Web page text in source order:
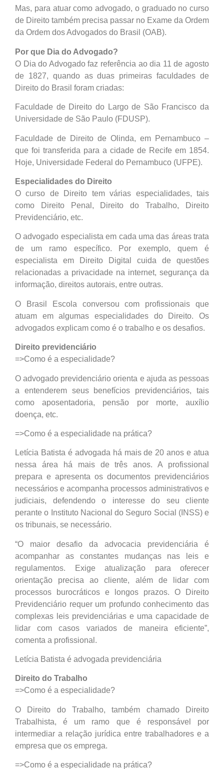
Mas, para atuar como advogado, o graduado no curso
de Direito também precisa passar no Exame da Ordem
da Ordem dos Advogados do Brasil (OAB).
Por que Dia do Advogado?
O Dia do Advogado faz referência ao dia 11 de agosto
de 1827, quando as duas primeiras faculdades de
Direito do Brasil foram criadas:
Faculdade de Direito do Largo de São Francisco da
Universidade de São Paulo (FDUSP).
Faculdade de Direito de Olinda, em Pernambuco –
que foi transferida para a cidade de Recife em 1854.
Hoje, Universidade Federal do Pernambuco (UFPE).
Especialidades do Direito
O curso de Direito tem várias especialidades, tais
como Direito Penal, Direito do Trabalho, Direito
Previdenciário, etc.
O advogado especialista em cada uma das áreas trata
de um ramo específico. Por exemplo, quem é
especialista em Direito Digital cuida de questões
relacionadas a privacidade na internet, segurança da
informação, direitos autorais, entre outras.
O Brasil Escola conversou com profissionais que
atuam em algumas especialidades do Direito. Os
advogados explicam como é o trabalho e os desafios.
Direito previdenciário
=>Como é a especialidade?
O advogado previdenciário orienta e ajuda as pessoas
a entenderem seus benefícios previdenciários, tais
como aposentadoria, pensão por morte, auxílio
doença, etc.
=>Como é a especialidade na prática?
Letícia Batista é advogada há mais de 20 anos e atua
nessa área há mais de três anos. A profissional
prepara e apresenta os documentos previdenciários
necessários e acompanha processos administrativos e
judiciais, defendendo o interesse do seu cliente
perante o Instituto Nacional do Seguro Social (INSS) e
os tribunais, se necessário.
“O maior desafio da advocacia previdenciária é
acompanhar as constantes mudanças nas leis e
regulamentos. Exige atualização para oferecer
orientação precisa ao cliente, além de lidar com
processos burocráticos e longos prazos. O Direito
Previdenciário requer um profundo conhecimento das
complexas leis previdenciárias e uma capacidade de
lidar com casos variados de maneira eficiente”,
comenta a profissional.
Letícia Batista é advogada previdenciária
Direito do Trabalho
=>Como é a especialidade?
O Direito do Trabalho, também chamado Direito
Trabalhista, é um ramo que é responsável por
intermediar a relação jurídica entre trabalhadores e a
empresa que os emprega.
=>Como é a especialidade na prática?